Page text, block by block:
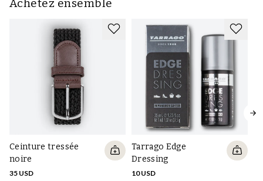
Achetez ensemble
Ceinture tressée
noire
35 USD
Tarrago Edge
Dressing
10 USD